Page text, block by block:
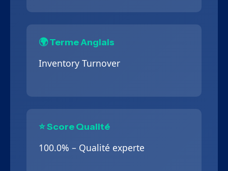
🌍 Terme Anglais
Inventory Turnover
⭐ Score Qualité
100.0% – Qualité experte